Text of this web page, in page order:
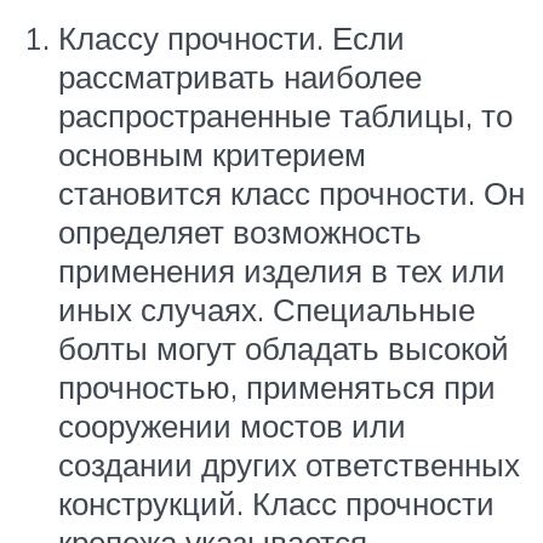
Классу прочности. Если
рассматривать наиболее
распространенные таблицы, то
основным критерием
становится класс прочности. Он
определяет возможность
применения изделия в тех или
иных случаях. Специальные
болты могут обладать высокой
прочностью, применяться при
сооружении мостов или
создании других ответственных
конструкций. Класс прочности